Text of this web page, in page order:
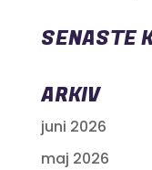
SENASTE
ARKIV
juni 2026
maj 2026